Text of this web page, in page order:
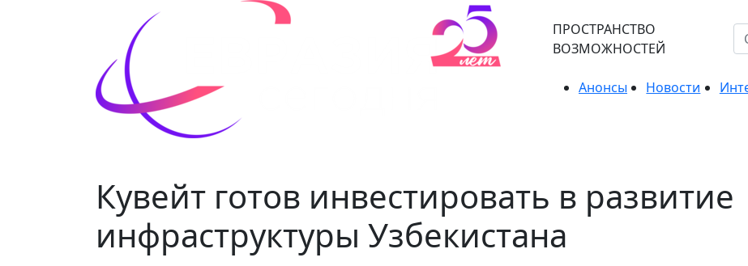
ПРОСТРАНСТВО
ВОЗМОЖНОСТЕЙ
Анонсы Новости
Кувейт готов инвестировать в развитие
инфраструктуры Узбекистана